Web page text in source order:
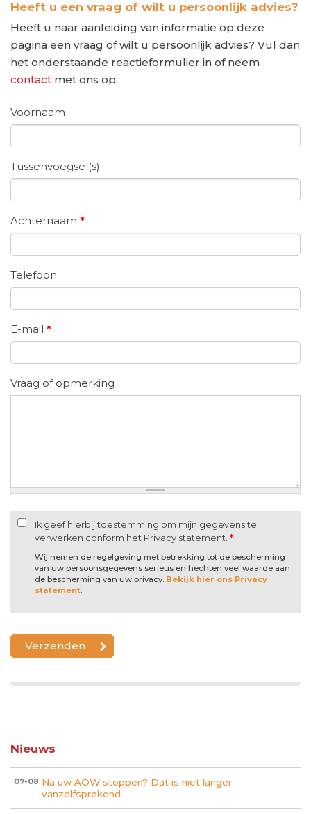
Heeft u een vraag of wilt u persoonlijk advies?
Heeft u naar aanleiding van informatie op deze
pagina een vraag of wilt u persoonlijk advies? Vul dan
het onderstaande reactieformulier in of neem
contact met ons op.
Voornaam
Tussenvoegsel(s)
Achternaam *
Telefoon
E-mail *
Vraag of opmerking
Ik geef hierbij toestemming om mijn gegevens te
verwerken conform het Privacy statement. *
Wij nemen de regelgeving met betrekking tot de bescherming
van uw persoonsgegevens serieus en hechten veel waarde aan
de bescherming van uw privacy. Bekijk hier ons Privacy
statement.
Nieuws
07-08 Na uw AOW stoppen? Dat is niet langer
vanzelfsprekend